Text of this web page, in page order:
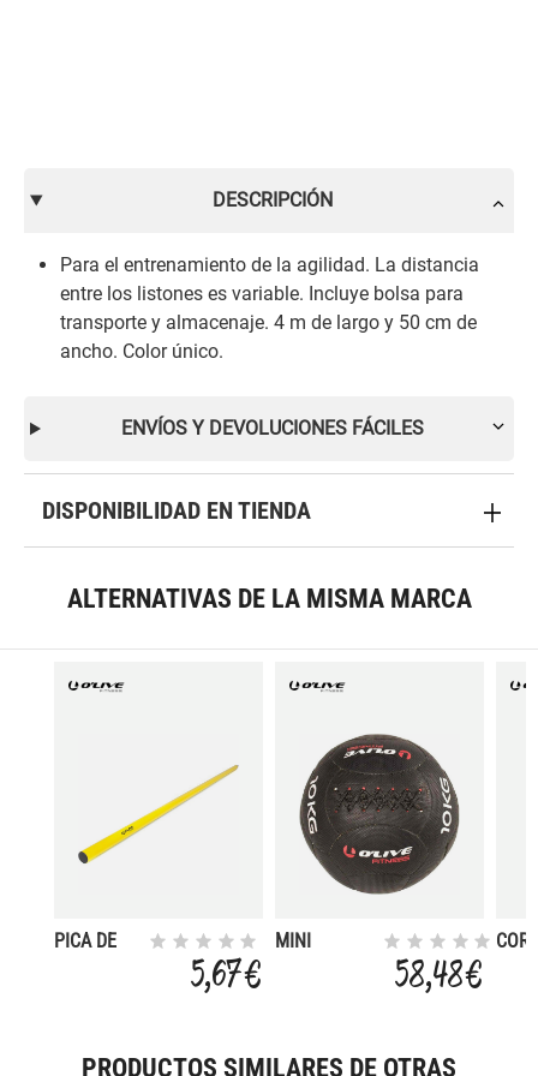
DESCRIPCIÓN
Para el entrenamiento de la agilidad. La distancia
entre los listones es variable. Incluye bolsa para
transporte y almacenaje. 4 m de largo y 50 cm de
ancho. Color único.
ENVÍOS Y DEVOLUCIONES FÁCILES
DISPONIBILIDAD EN TIENDA
ALTERNATIVAS DE LA MISMA MARCA
PICA DE
5,67 €
MINI
58,48 €
PRODUCTOS SIMILARES DE OTRAS